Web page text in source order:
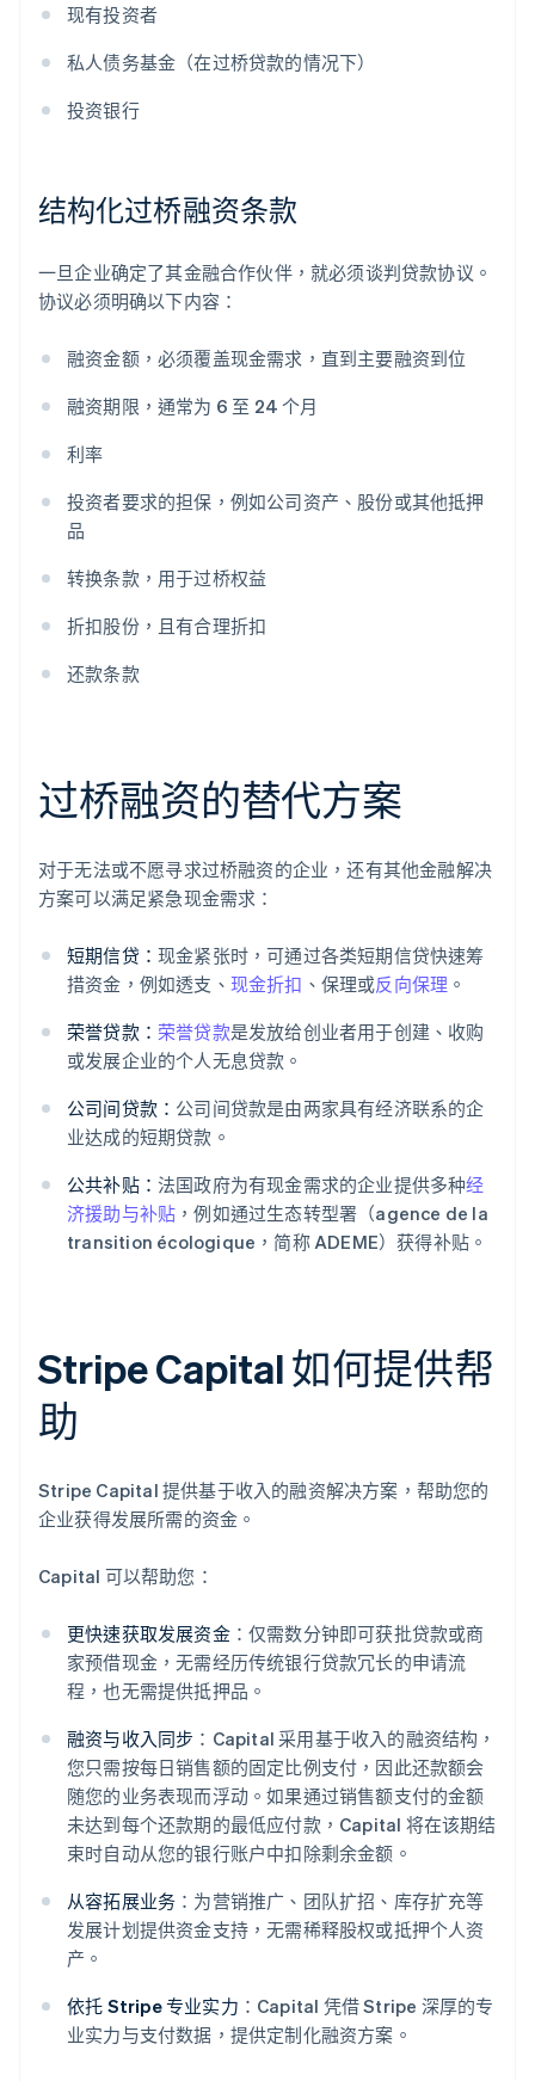
现有投资者
私人债务基金（在过桥贷款的情况下）
投资银行
结构化过桥融资条款
一旦企业确定了其金融合作伙伴，就必须谈判贷款协议。
协议必须明确以下内容：
融资金额，必须覆盖现金需求，直到主要融资到位
融资期限，通常为 6 至 24 个月
利率
投资者要求的担保，例如公司资产、股份或其他抵押
品
转换条款，用于过桥权益
折扣股份，且有合理折扣
还款条款
过桥融资的替代方案
对于无法或不愿寻求过桥融资的企业，还有其他金融解决
方案可以满足紧急现金需求：
短期信贷： 现金紧张时，可通过各类短期信贷快速筹
措资金，例如透支、 现金折扣 、保理或反向保理 。
荣誉贷款： 荣誉贷款是发放给创业者用于创建、收购
或发展企业的个人无息贷款。
公司间贷款： 公司间贷款是由两家具有经济联系的企
业达成的短期贷款。
公共补贴： 法国政府为有现金需求的企业提供多种经
济援助与补贴 ，例如通过生态转型署（agence de la
transition écologique，简称 ADEME）获得补贴。
Stripe Capital 如何提供帮
助
Stripe Capital 提供基于收入的融资解决方案，帮助您的
企业获得发展所需的资金。
Capital 可以帮助您：
更快速获取发展资金：仅需数分钟即可获批贷款或商
家预借现金，无需经历传统银行贷款冗长的申请流
程，也无需提供抵押品。
融资与收入同步 ：Capital 采用基于收入的融资结构，
您只需按每日销售额的固定比例支付，因此还款额会
随您的业务表现而浮动。如果通过销售额支付的金额
未达到每个还款期的最低应付款，Capital 将在该期结
束时自动从您的银行账户中扣除剩余金额。
从容拓展业务 ：为营销推广、团队扩招、库存扩充等
发展计划提供资金支持，无需稀释股权或抵押个人资
产。
依托 Stripe 专业实力 ：Capital 凭借 Stripe 深厚的专
业实力与支付数据，提供定制化融资方案。
阿联酋
English
English
爱沙尼亚
English
奥地利
澳大利亚
English